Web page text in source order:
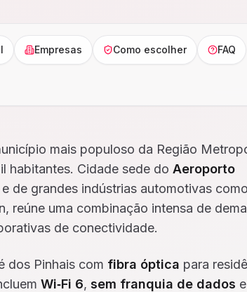
Empresas Como escolher FAQ
mais populoso da Região
habitantes. Cidade sede do Aeroporto
e de grandes indústrias automotivas como
reúne uma combinação intensa de
de conectividade.
dos Pinhais com fibra óptica para
Wi‑Fi 6, sem franquia de dados e